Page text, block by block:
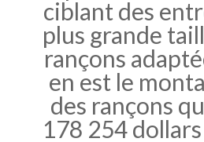
ciblant des
plus grande
rançons
en est le
des rançons
178 254